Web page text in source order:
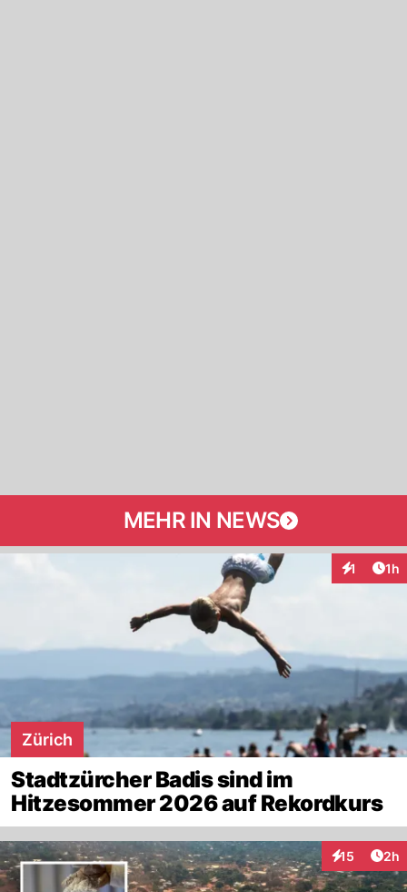
MEHR IN NEWS
1 1h
Zürich
Stadtzürcher Badis sind im
Hitzesommer 2026 auf Rekordkurs
15
Interaktionen
2h